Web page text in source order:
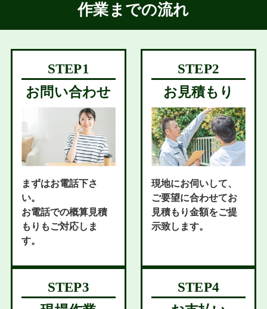
作業までの流れ
お問い合わせ
まずはお電話下さ
い。
お電話での概算見積
もりもご対応しま
す。
お見積もり
現地にお伺いして、
ご要望に合わせてお
見積もり金額をご提
示致します。